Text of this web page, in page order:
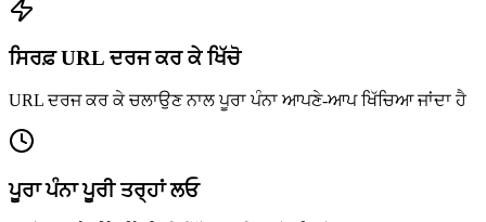
ਸਿਰਫ਼ URL ਦਰਜ ਕਰ ਕੇ ਖਿੱਚੋ
URL ਦਰਜ ਕਰ ਕੇ ਚਲਾਉਣ ਨਾਲ ਪੂਰਾ ਪੰਨਾ ਆਪਣੇ-ਆਪ ਖਿੱਚਿਆ ਜਾਂਦਾ ਹੈ
ਪੂਰਾ ਪੰਨਾ ਪੂਰੀ ਤਰ੍ਹਾਂ ਲਓ